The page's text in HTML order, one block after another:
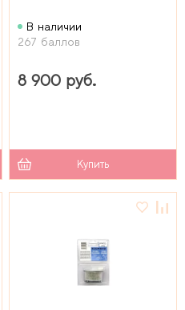
В наличии
267 баллов
8 900 руб.
Купить